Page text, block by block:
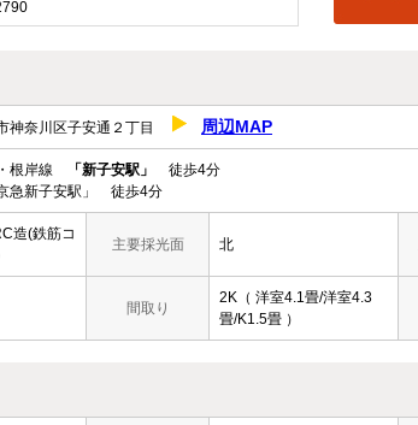
神奈川区子安通２丁目 周辺MAP
根岸線 「新子安駅」
徒歩4分
急新子安駅」 徒歩4分
造(鉄筋コ
主要採光面 北
間取り
2K（ 洋室4.1畳/洋室4.3
畳/K1.5畳 ）